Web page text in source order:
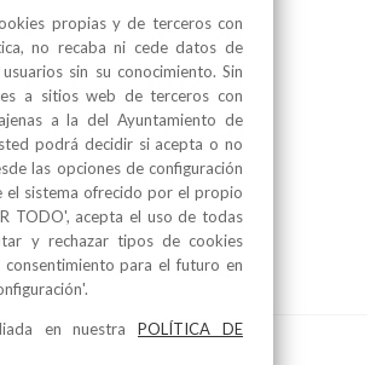
propias y de terceros con
no recaba ni cede datos de
sin su conocimiento. Sin
a sitios web de terceros con
a la del Ayuntamiento de
podrá decidir si acepta o no
las opciones de configuración
el sistema ofrecido por el propio
TODO', acepta el uso de todas
y rechazar tipos de cookies
para el futuro en
en nuestraPOLÍTICA DE